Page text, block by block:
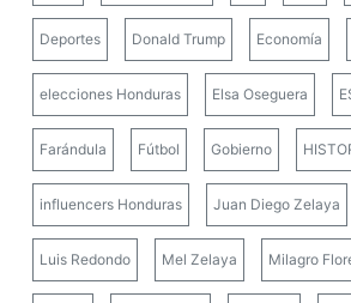
Deportes Donald Trump Economía
elecciones Honduras Elsa Oseguera
Farándula Fútbol Gobierno
influencers Honduras Juan Diego Zelaya
Luis Redondo Mel Zelaya Milagro